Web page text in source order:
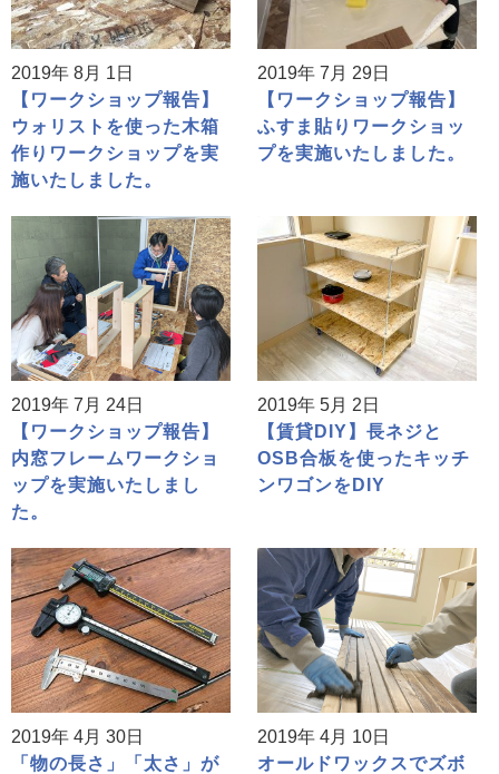
2019年 8月 1日
【ワークショップ報告】
ウォリストを使った木箱
作りワークショップを実
施いたしました。
2019年 7月 29日
【ワークショップ報告】
ふすま貼りワークショッ
プを実施いたしました。
2019年 7月 24日
【ワークショップ報告】
内窓フレームワークショ
ップを実施いたしまし
た。
2019年 5月 2日
【賃貸DIY】長ネジと
OSB合板を使ったキッチ
ンワゴンをDIY
2019年 4月 30日
「物の長さ」「太さ」が
2019年 4月 10日
オールドワックスでズボ